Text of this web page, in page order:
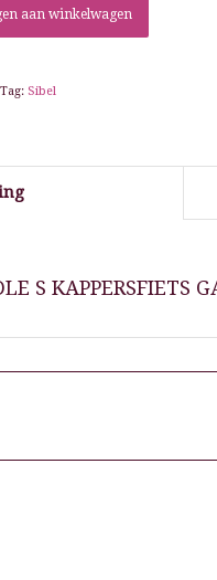
aan winkelwagen
Tag:Sibel
S KAPPERSFIETS